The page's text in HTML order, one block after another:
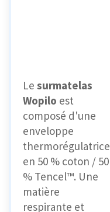
Le surmatelas
Wopilo est
composé d'une
enveloppe
thermorégulatrice
en 50 % coton / 50
% Tencel™. Une
matière
respirante et